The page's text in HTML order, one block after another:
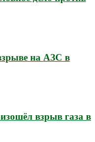
на АЗС в
взрыв газа в